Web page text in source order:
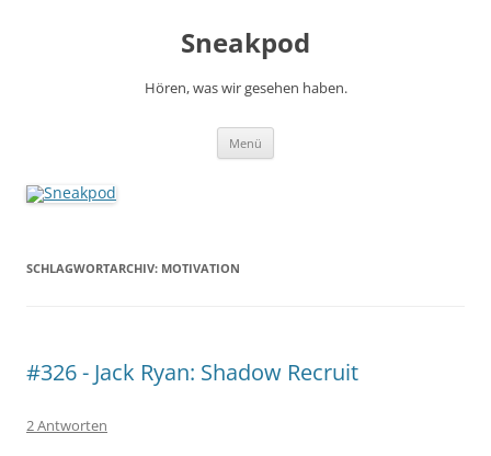
Sneakpod
Hören, was wir gesehen haben.
Menü
SCHLAGWORTARCHIV: MOTIVATION
#326 - Jack Ryan: Shadow Recruit
2 Antworten